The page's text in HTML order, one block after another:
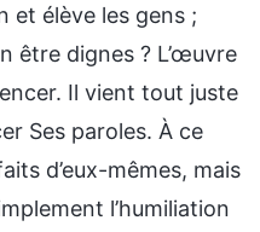
et élève les gens ;
être dignes ? L’œuvre
Il vient tout juste
Ses paroles. À ce
d’eux-mêmes, mais
l’humiliation